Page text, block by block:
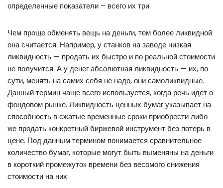
определенные показатели – всего их три.
Чем проще обменять вещь на деньги, тем более ликвидной
она считается. Например, у станков на заводе низкая
ликвидность — продать их быстро и по реальной стоимости
не получится. А у денег абсолютная ликвидность — их, по
сути, менять на самих себя не надо, они самоликвидные.
Данный термин чаще всего используется, когда речь идет о
фондовом рынке. Ликвидность ценных бумаг указывает на
способность в сжатые временные сроки приобрести либо
же продать конкретный биржевой инструмент без потерь в
цене. Под данным термином понимается сравнительное
количество бумаг, которые могут быть выменяны на деньги
в короткий промежуток времени без весомого снижения
стоимости на них.